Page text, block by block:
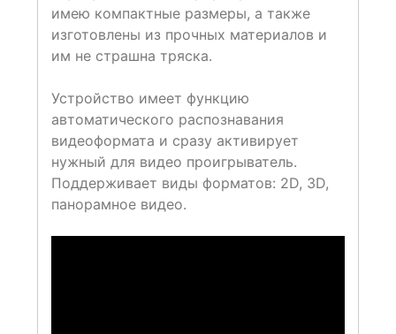
имею компактные размеры, а также
изготовлены из прочных материалов и
им не страшна тряска.
Устройство имеет функцию
автоматического распознавания
видеоформата и сразу активирует
нужный для видео проигрыватель.
Поддерживает виды форматов: 2D, 3D,
панорамное видео.